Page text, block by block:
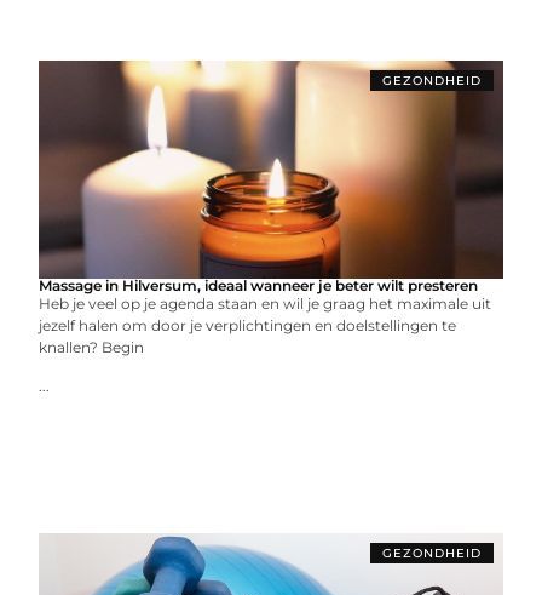
GEZONDHEID
Massage in Hilversum, ideaal wanneer je beter wilt presteren
Heb je veel op je agenda staan en wil je graag het maximale uit
jezelf halen om door je verplichtingen en doelstellingen te
knallen? Begin
...
GEZONDHEID